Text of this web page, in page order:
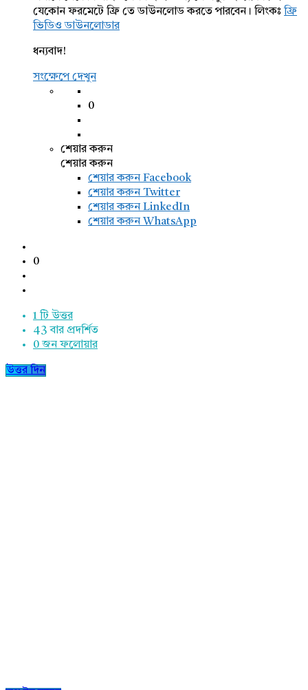
যেকোন ফরমেটে ফ্রি তে ডাউনলোড করতে পারবেন। লিংকঃফ্রি
ভিডিও ডাউনলোডার
ধন্যবাদ!
সংক্ষেপে দেখুন
0
শেয়ার করুন
শেয়ার করুন
শেয়ার করুনFacebook
শেয়ার করুন Twitter
শেয়ার করুন LinkedIn
শেয়ার করুন WhatsApp
0
1 টি উত্তর
43বার প্রদর্শিত
0 জন ফলোয়ার
উত্তর দিন